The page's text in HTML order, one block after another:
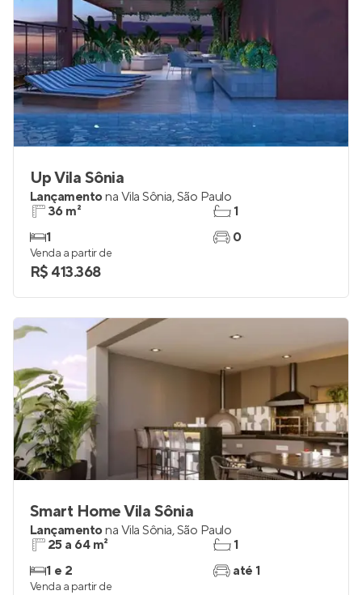
Up Vila Sônia
Lançamentona Vila Sônia,São Paulo
36 m²
1
1
0
Venda a partir de
R$ 413.368
Smart Home Vila Sônia
Lançamentona Vila Sônia,São Paulo
25 a 64 m²
1 e 2
1
até 1
Venda a partir de